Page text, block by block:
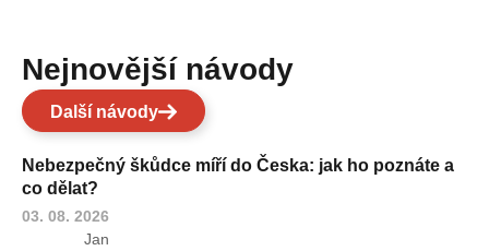
Nejnovější návody
Další návody
Nebezpečný škůdce míří do Česka: jak ho poznáte a
co dělat?
03. 08. 2026
Jan